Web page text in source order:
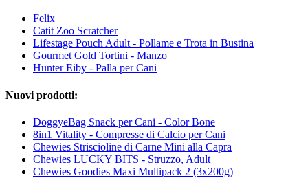
Felix
Catit Zoo Scratcher
Lifestage Pouch Adult - Pollame e Trota in Bustina
Gourmet Gold Tortini - Manzo
Hunter Eiby - Palla per Cani
Nuovi prodotti:
DoggyeBag Snack per Cani - Color Bone
8in1 Vitality - Compresse di Calcio per Cani
Chewies Striscioline di Carne Mini alla Capra
Chewies LUCKY BITS - Struzzo, Adult
Chewies Goodies Maxi Multipack 2 (3x200g)